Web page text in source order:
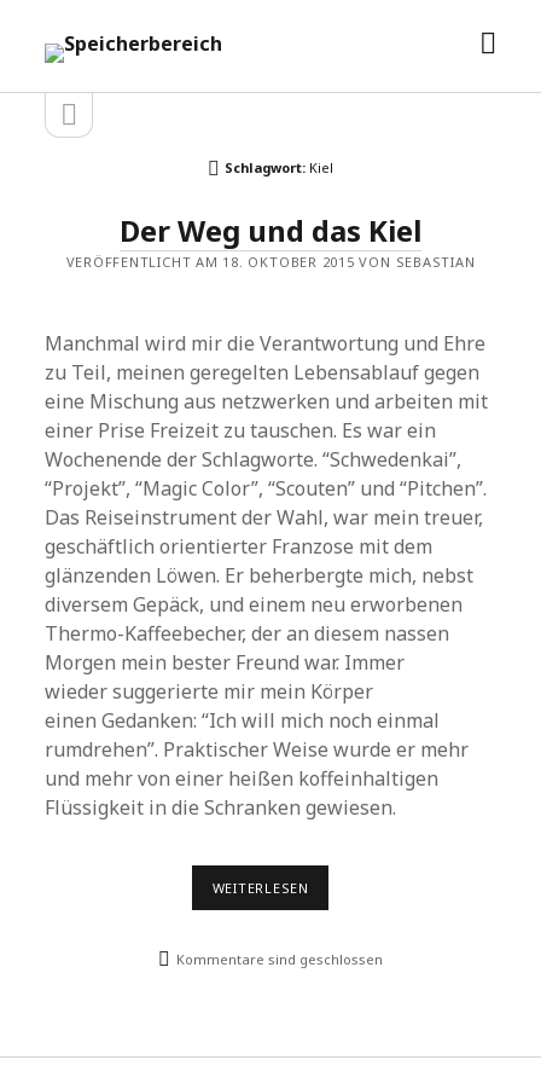
Speicherbereich
Seitenleiste
Seitenleiste
öffnen
Schlagwort: Kiel
Der Weg und das Kiel
VERÖFFENTLICHT AM 18. OKTOBER 2015 VON SEBASTIAN
Manchmal wird mir die Verantwortung und Ehre
zu Teil, meinen geregelten Lebensablauf gegen
eine Mischung aus netzwerken und arbeiten mit
einer Prise Freizeit zu tauschen. Es war ein
Wochenende der Schlagworte. “Schwedenkai”,
“Projekt”, “Magic Color”, “Scouten” und “Pitchen”.
Das Reiseinstrument der Wahl, war mein treuer,
geschäftlich orientierter Franzose mit dem
glänzenden Löwen. Er beherbergte mich, nebst
diversem Gepäck, und einem neu erworbenen
Thermo-Kaffeebecher, der an diesem nassen
Morgen mein bester Freund war. Immer
wieder suggerierte mir mein Körper
einen Gedanken: “Ich will mich noch einmal
rumdrehen”. Praktischer Weise wurde er mehr
und mehr von einer heißen koffeinhaltigen
Flüssigkeit in die Schranken gewiesen.
WEITERLESEN
KIEL
Kommentare sind geschlossen